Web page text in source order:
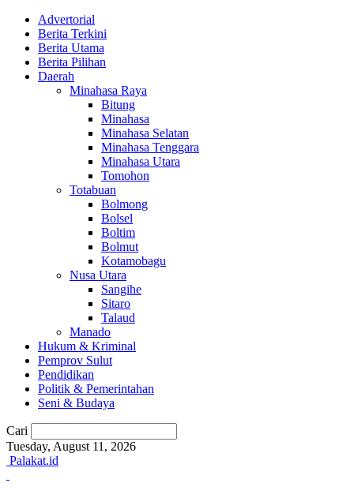
Advertorial
Berita Terkini
Berita Utama
Berita Pilihan
Daerah
Minahasa Raya
Bitung
Minahasa
Minahasa Selatan
Minahasa Tenggara
Minahasa Utara
Tomohon
Totabuan
Bolmong
Bolsel
Boltim
Bolmut
Kotamobagu
Nusa Utara
Sangihe
Sitaro
Talaud
Manado
Hukum & Kriminal
Pemprov Sulut
Pendidikan
Politik & Pemerintahan
Seni & Budaya
Cari
Tuesday, August 11, 2026
Palakat.id